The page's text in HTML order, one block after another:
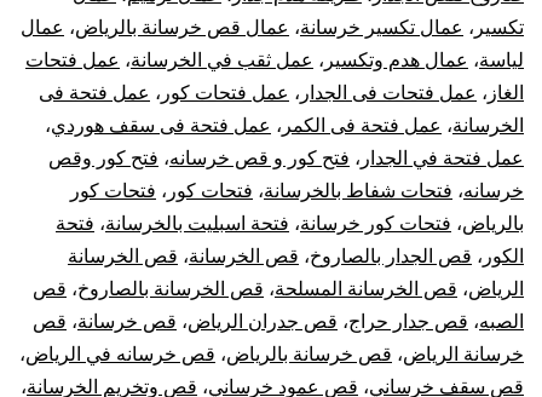
تكسير ، عمال تكسير خرسانة، عمال قص خرسانة بالرياض، عمال
لياسة، عمال هدم وتكسير ، عمل ثقب في الخرسانة، عمل فتحات
الغاز ، عمل فتحات فى الجدار ، عمل فتحات كور ، عمل فتحة فى
الخرسانة، عمل فتحة فى الكمر ، عمل فتحة فى سقف هوردي،
عمل فتحة في الجدار ، فتح كور و قص خرسانه، فتح كور وقص
خرسانه، فتحات شفاط بالخرسانة، فتحات كور ، فتحات كور
بالرياض، فتحات كور خرسانة، فتحة اسبليت بالخرسانة، فتحة
الكور ، قص الجدار بالصاروخ، قص الخرسانة، قص الخرسانة
الرياض، قص الخرسانة المسلحة، قص الخرسانة بالصاروخ، قص
الصبه، قص جدار حراج، قص جدران الرياض، قص خرسانة، قص
خرسانة الرياض، قص خرسانة بالرياض، قص خرسانه في الرياض،
قص سقف خرساني، قص عمود خرساني، قص وتخريم الخرسانة،